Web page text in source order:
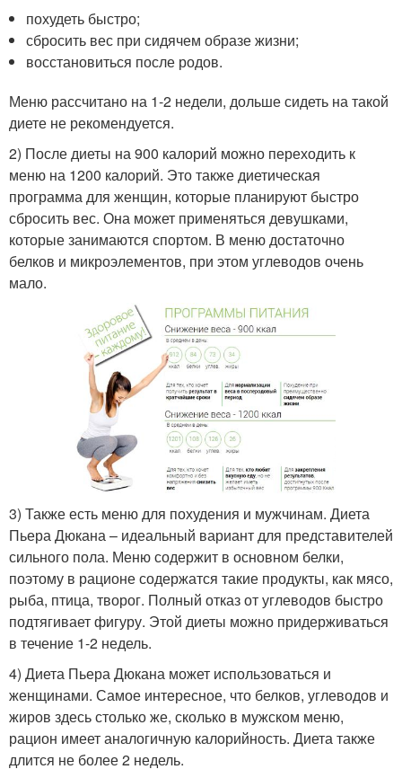
похудеть быстро;
сбросить вес при сидячем образе жизни;
восстановиться после родов.
Меню рассчитано на 1-2 недели, дольше сидеть на такой
диете не рекомендуется.
2) После диеты на 900 калорий можно переходить к
меню на 1200 калорий. Это также диетическая
программа для женщин, которые планируют быстро
сбросить вес. Она может применяться девушками,
которые занимаются спортом. В меню достаточно
белков и микроэлементов, при этом углеводов очень
мало.
3) Также есть меню для похудения и мужчинам. Диета
Пьера Дюкана – идеальный вариант для представителей
сильного пола. Меню содержит в основном белки,
поэтому в рационе содержатся такие продукты, как мясо,
рыба, птица, творог. Полный отказ от углеводов быстро
подтягивает фигуру. Этой диеты можно придерживаться
в течение 1-2 недель.
4) Диета Пьера Дюкана может использоваться и
женщинами. Самое интересное, что белков, углеводов и
жиров здесь столько же, сколько в мужском меню,
рацион имеет аналогичную калорийность. Диета также
длится не более 2 недель.